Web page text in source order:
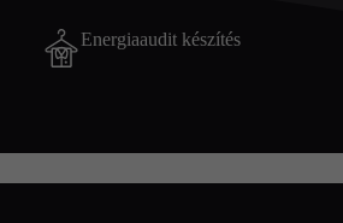
Energiaaudit készítés